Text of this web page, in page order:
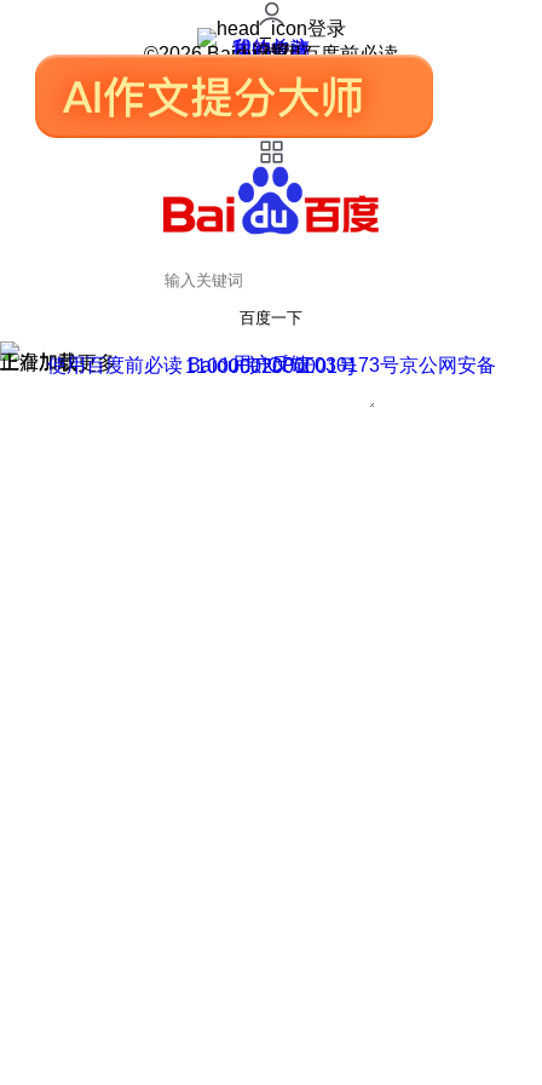
登录
我的关注
我的收藏
皮肤中心
用户反馈
设置
©2026 Baidu 使用百度前必读
百度一下
正在加载
上滑加载更多 用户反馈
使用百度前必读 Baidu 京ICP证030173号
京公网安备11000002000001号